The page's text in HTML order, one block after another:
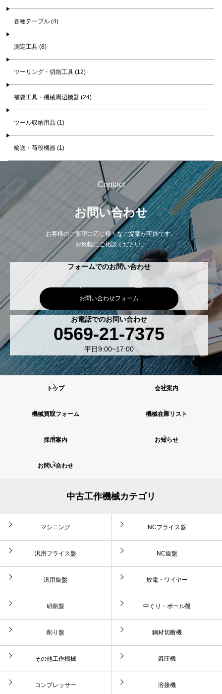
各種テーブル (4)
測定工具 (8)
ツーリング・切削工具 (12)
補要工具・機械周辺機器 (24)
ツール収納用品 (1)
輸送・荷役機器 (1)
Contact
お問い合わせ
お客様のご要望に応じ様々なご提案が可能です。
お気軽にご相談ください。
フォームでのお問い合わせ
お問い合わせフォーム
お電話でのお問い合わせ
0569-21-7375
平日9:00~17:00
トップ 会社案内
機械買取フォーム 機械在庫リスト
採用案内 お知らせ
お問い合わせ
中古工作機械カテゴリ
マシニング NCフライス盤
汎用フライス盤 NC旋盤
汎用旋盤 放電・ワイヤー
研削盤 中ぐり・ボール盤
削り盤 鋼材切断機
その他工作機械 鍛圧機
コンプレッサー 溶接機